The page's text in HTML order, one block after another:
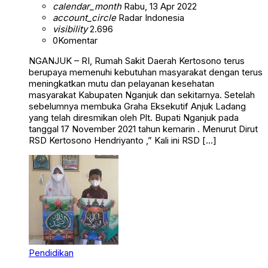
calendar_monthRabu, 13 Apr 2022
account_circleRadar Indonesia
visibility2.696
0Komentar
NGANJUK – RI, Rumah Sakit Daerah Kertosono terus
berupaya memenuhi kebutuhan masyarakat dengan terus
meningkatkan mutu dan pelayanan kesehatan
masyarakat Kabupaten Nganjuk dan sekitarnya. Setelah
sebelumnya membuka Graha Eksekutif Anjuk Ladang
yang telah diresmikan oleh Plt. Bupati Nganjuk pada
tanggal 17 November 2021 tahun kemarin . Menurut Dirut
RSD Kertosono Hendriyanto ,” Kali ini RSD […]
Pendidikan